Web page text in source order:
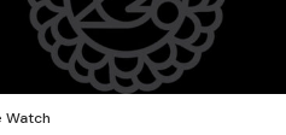
Watch